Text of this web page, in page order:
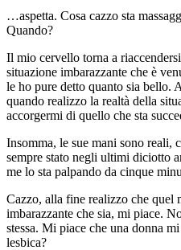
…aspetta. Cosa cazzo sta
Quando?
Il mio cervello torna a
situazione imbarazzante che è
le ho pure detto quanto sia bello.
quando realizzo la realtà della
accorgermi di quello che sta
Insomma, le sue mani sono reali,
sempre stato negli ultimi diciotto
me lo sta palpando da cinque
Cazzo, alla fine realizzo che quel
imbarazzante che sia, mi piace.
stessa. Mi piace che una donna
lesbica?